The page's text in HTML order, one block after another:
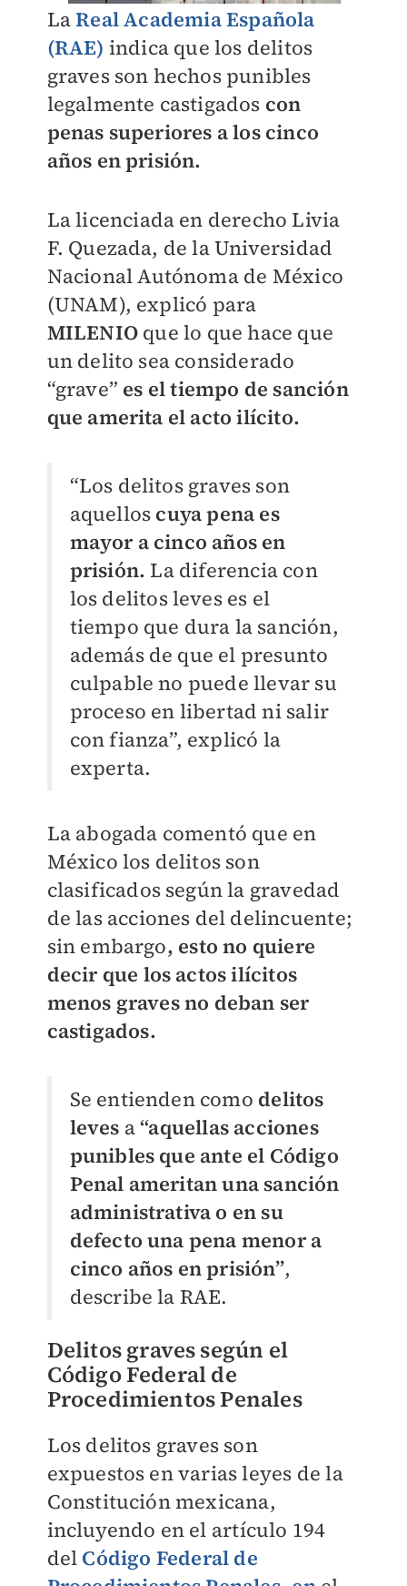
LaReal Academia Española
(RAE) indica que los delitos
graves son hechos punibles
legalmente castigados con
penas superiores a los cinco
años en prisión.
La licenciada en derecho Livia
F. Quezada, de la Universidad
Nacional Autónoma de México
(UNAM), explicó para
MILENIOque lo que hace que
un delito sea considerado
“grave” es el tiempo de sanción
que amerita el acto ilícito.
“Los delitos graves son
aquellos cuya pena es
mayor a cinco años en
prisión. La diferencia con
los delitos leves es el
tiempo que dura la sanción,
además de que el presunto
culpable no puede llevar su
proceso en libertad ni salir
con fianza”, explicó la
experta.
La abogada comentó que en
México los delitos son
clasificados según la gravedad
de las acciones del delincuente;
sin embargo, esto no quiere
decir que los actos ilícitos
menos graves no deban ser
castigados.
Se entienden como delitos
leves a“aquellas acciones
punibles que ante el Código
Penal ameritan una sanción
administrativa o en su
defecto una pena menor a
cinco años en prisión”,
describe la RAE.
Delitos graves según el
Código Federal de
Procedimientos Penales
Los delitos graves son
expuestos en varias leyes de la
Constitución mexicana,
incluyendo en el artículo 194
del Código Federal de